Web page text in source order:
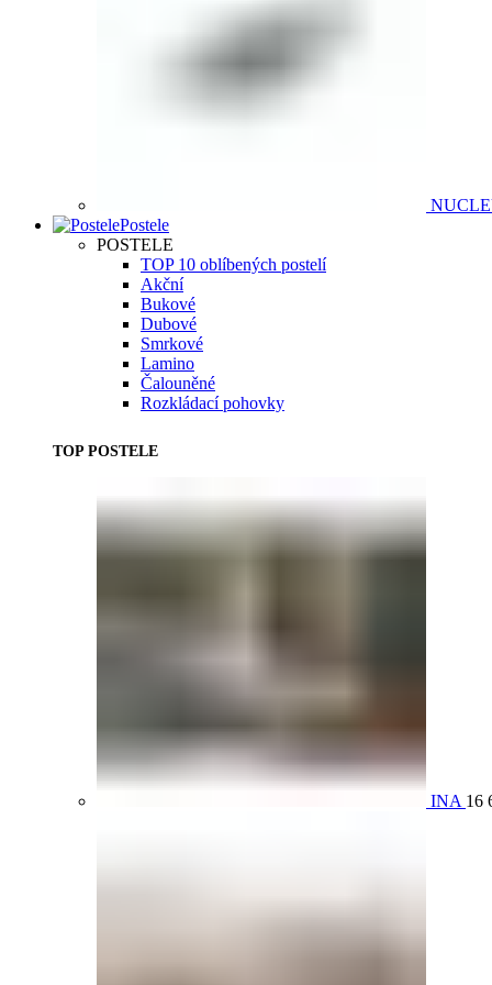
Postele
POSTELE
TOP 10 oblíbených postelí
Akční
Bukové
Dubové
Smrkové
Lamino
Čalouněné
Rozkládací pohovky
TOP POSTELE
INA 16